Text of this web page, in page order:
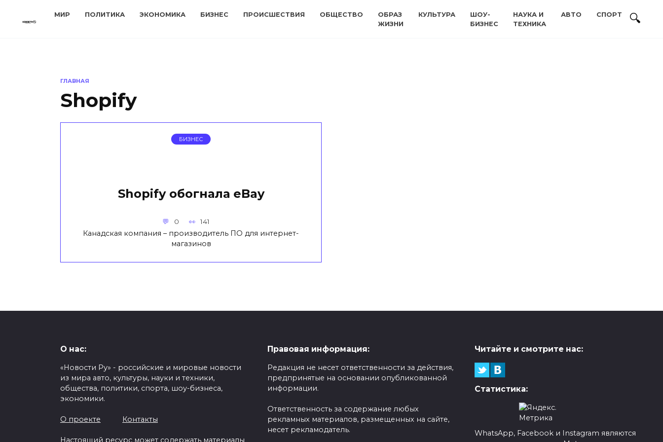
МИР ПОЛИТИКА ЭКОНОМИКА БИЗНЕС ПРОИСШЕСТВИЯ ОБЩЕСТВО
ОБРАЗ
ЖИЗНИ
КУЛЬТУРА
ШОУ-
БИЗНЕС
НАУКА И
ТЕХНИКА
АВТО СПОРТ
ГЛАВНАЯ
Shopify
БИЗНЕС
Shopify обогнала eBay
0 141
Канадская компания – производитель ПО для интернет-
магазинов
О нас:
«Новости Ру» - российские и мировые новости
из мира авто, культуры, науки и техники,
общества, политики, спорта, шоу-бизнеса,
экономики.
О проекте Контакты
Настоящий ресурс может содержать материалы
Правовая информация:
Редакция не несет ответственности за действия,
предпринятые на основании опубликованной
информации.
Ответственность за содержание любых
рекламных материалов, размещенных на сайте,
несет рекламодатель.
Читайте и смотрите нас:
Статистика:
WhatsApp, Facebook и Instagram являются